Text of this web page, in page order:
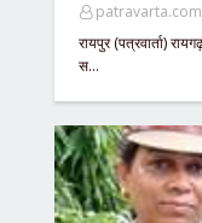
patravarta.com
रायपुर (पत्रवार्ता)
स…